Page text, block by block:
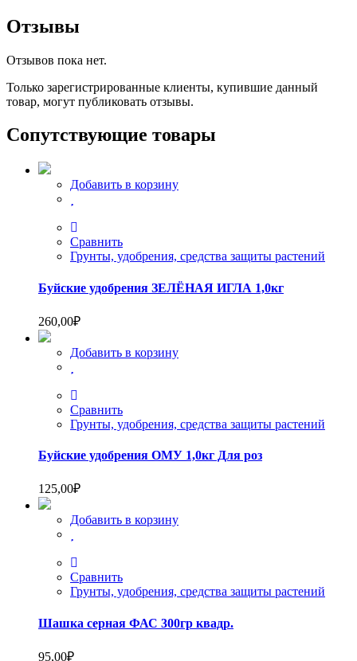
Отзывы
Отзывов пока нет.
Только зарегистрированные клиенты, купившие данный
товар, могут публиковать отзывы.
Сопутствующие товары
Добавить в корзину
Сравнить
Грунты, удобрения, средства защиты растений
Буйские удобрения ЗЕЛЁНАЯ ИГЛА 1,0кг
260,00₽
Добавить в корзину
Сравнить
Грунты, удобрения, средства защиты растений
Буйские удобрения ОМУ 1,0кг Для роз
125,00₽
Добавить в корзину
Сравнить
Грунты, удобрения, средства защиты растений
Шашка серная ФАС 300гр квадр.
95,00₽